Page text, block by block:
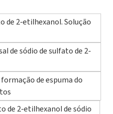
de 2-etilhexanol. Solução
de sódio de sulfato de 2-
de espuma do
de 2-etilhexanol de sódio